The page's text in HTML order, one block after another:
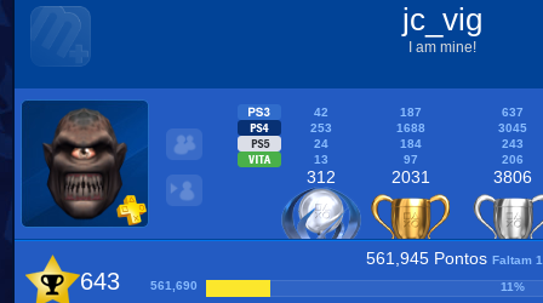
jc_vig
I am mine!
42 187
637
253
1688
3045
24
184
243
13
97 206
312 2031 3806
643
561,945 Pontos Faltam
561,690
11%